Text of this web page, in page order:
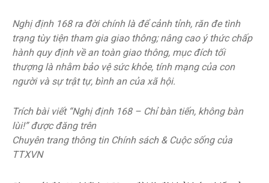
Nghị định 168 ra đời chính là để cảnh tỉnh, răn đe tình
trạng tùy tiện tham gia giao thông; nâng cao ý thức chấp
hành quy định về an toàn giao thông, mục đích tối
thượng là nhằm bảo vệ sức khỏe, tính mạng của con
người và sự trật tự, bình an của xã hội.
Trích bài viết “Nghị định 168 – Chỉ bàn tiến, không bàn
lùi!” được đăng trên
Chuyên trang thông tin Chính sách & Cuộc sống của
TTXVN